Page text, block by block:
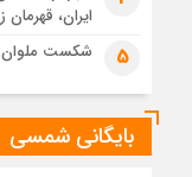
تصاویری از
اشرف
ایران، قهرمان
5 شکست ملوان
بایگانی شمسی